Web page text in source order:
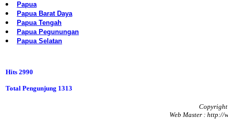
Papua
Papua Barat Daya
Papua Tengah
Papua Pegunungan
Papua Selatan
Hits 2990
Total Pengunjung 1313
Copyright
Web Master : http://